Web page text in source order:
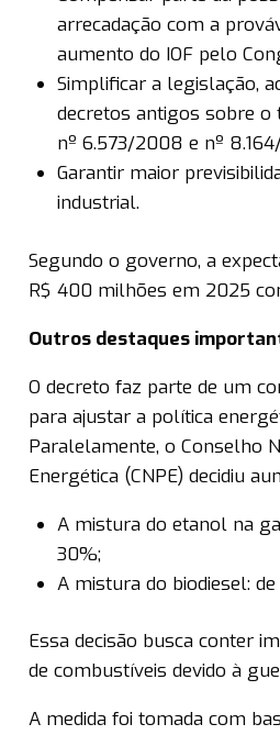
arrecadação com a
aumento do IOF pelo
Simplificar a legislação,
decretos antigos sobre o
nº 6.573/2008 e nº
Garantir maior
industrial.
Segundo o governo, a
R$ 400 milhões em 2025
Outros destaques
O decreto faz parte de um
para ajustar a política
Paralelamente, o Conselho
Energética (CNPE) decidiu
A mistura do etanol na
30%;
A mistura do biodiesel:
Essa decisão busca conter
de combustíveis devido à
A medida foi tomada com